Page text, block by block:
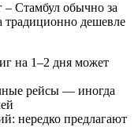
Стамбул обычно за
традиционно дешевле
на 1–2 дня может
рейсы — иногда
нередко предлагают